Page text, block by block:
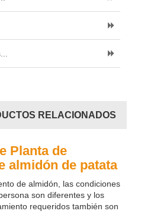
RELACIONADOS
Planta de
almidón de patata
de almidón, las condiciones
son diferentes y los
requeridos también son